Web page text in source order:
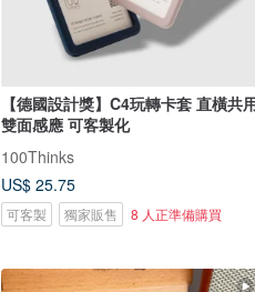
【德國設計獎】C4玩轉卡套 直橫共
雙面感應 可客製化
100Thinks
US$ 25.75
可客製 獨家販售 8 人正準備購買